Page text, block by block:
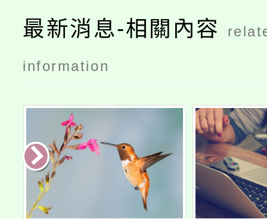
最新消息-相關內容
information